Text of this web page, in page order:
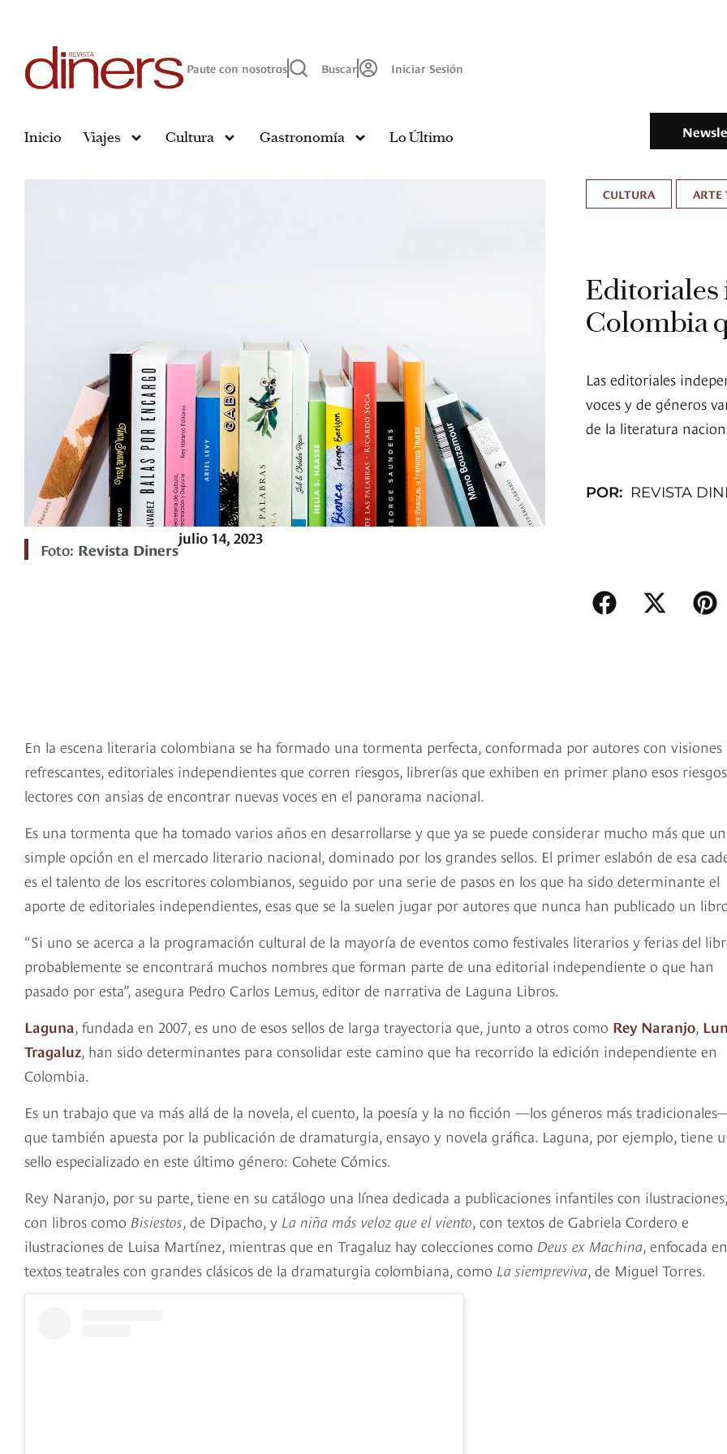
Paute con nosotros Buscar Iniciar Sesión
Inicio Viajes Cultura Gastronomía Lo Último
Foto: Revista Diners
julio 14, 2023
CULTURA ARTE
Editoriales
Colombia
Las editoriales
voces y de géneros
de la literatura
POR: REVISTA
En la escena literaria colombiana se ha formado una tormenta perfecta, conformada por autores con visiones
refrescantes, editoriales independientes que corren riesgos, librerías que exhiben en primer plano esos
lectores con ansias de encontrar nuevas voces en el panorama nacional.
Es una tormenta que ha tomado varios años en desarrollarse y que ya se puede considerar mucho más que
simple opción en el mercado literario nacional, dominado por los grandes sellos. El primer eslabón de esa
es el talento de los escritores colombianos, seguido por una serie de pasos en los que ha sido determinante el
aporte de editoriales independientes, esas que se la suelen jugar por autores que nunca han publicado un
“Si uno se acerca a la programación cultural de la mayoría de eventos como festivales literarios y ferias del
probablemente se encontrará muchos nombres que forman parte de una editorial independiente o que han
pasado por esta”, asegura Pedro Carlos Lemus, editor de narrativa de Laguna Libros.
Laguna, fundada en 2007, es uno de esos sellos de larga trayectoria que, junto a otros como Rey Naranjo,
Tragaluz, han sido determinantes para consolidar este camino que ha recorrido la edición independiente en
Colombia.
Es un trabajo que va más allá de la novela, el cuento, la poesía y la no ficción —los géneros más
que también apuesta por la publicación de dramaturgia, ensayo y novela gráfica. Laguna, por ejemplo, tiene
sello especializado en este último género: Cohete Cómics.
Rey Naranjo, por su parte, tiene en su catálogo una línea dedicada a publicaciones infantiles con ilustraciones,
con libros como Bisiestos, de Dipacho, y La niña más veloz que el viento, con textos de Gabriela Cordero e
ilustraciones de Luisa Martínez, mientras que en Tragaluz hay colecciones como Deus ex Machina, enfocada en
textos teatrales con grandes clásicos de la dramaturgia colombiana, como La siempreviva, de Miguel Torres.